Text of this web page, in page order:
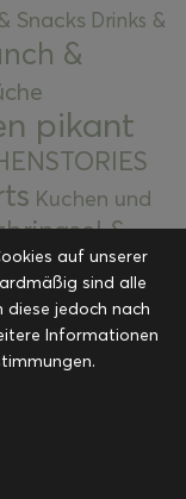
Snacks Drinks &
&
pikant
Kuchen und
&
Resteküche
Vorspeisen &
auf unserer
sind alle
diese jedoch nach
Informationen